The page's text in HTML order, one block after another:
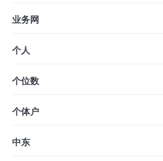
业务网
个人
个位数
个体户
中东